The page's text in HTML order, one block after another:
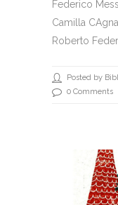
Federico
Camilla
Roberto
Posted by
0 Comments